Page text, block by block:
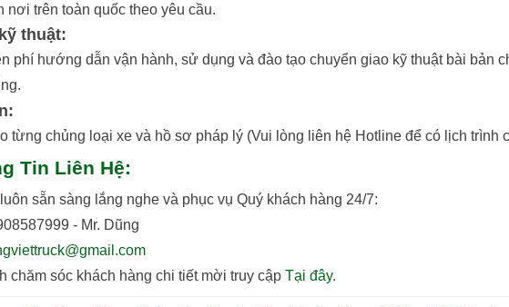
nơi trên toàn quốc theo yêu cầu.
thuật:
phí hướng dẫn vận hành, sử dụng và đào tạo chuyển giao kỹ thuật bài bản
từng chủng loại xe và hồ sơ pháp lý (Vui lòng liên hệ Hotline để có lịch trình
Tin Liên Hệ:
sẵn sàng lắng nghe và phục vụ Quý khách hàng 24/7:
- Mr. Dũng
chăm sóc khách hàng chi tiết mời truy cậpTại đây.